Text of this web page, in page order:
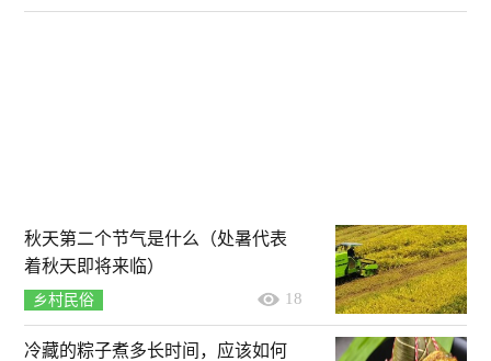
秋天第二个节气是什么（处暑代表
着秋天即将来临）
乡村民俗 18
冷藏的粽子煮多长时间，应该如何